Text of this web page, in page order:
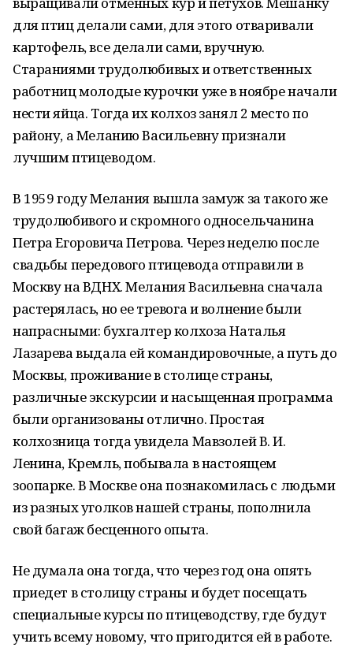
для птиц делали сами, для этого отваривали
картофель, все делали сами, вручную.
Стараниями трудолюбивых и ответственных
работниц молодые курочки уже в ноябре начали
нести яйца. Тогда их колхоз занял 2 место по
району, а Меланию Васильевну признали
лучшим птицеводом.
В 1959 году Мелания вышла замуж за такого же
трудолюбивого и скромного односельчанина
Петра Егоровича Петрова. Через неделю после
свадьбы передового птицевода отправили в
Москву на ВДНХ. Мелания Васильевна сначала
растерялась, но ее тревога и волнение были
напрасными: бухгалтер колхоза Наталья
Лазарева выдала ей командировочные, а путь до
Москвы, проживание в столице страны,
различные экскурсии и насыщенная программа
были организованы отлично. Простая
колхозница тогда увидела Мавзолей В. И.
Ленина, Кремль, побывала в настоящем
зоопарке. В Москве она познакомилась с людьми
из разных уголков нашей страны, пополнила
свой багаж бесценного опыта.
Не думала она тогда, что через год она опять
приедет в столицу страны и будет посещать
специальные курсы по птицеводству, где будут
учить всему новому, что пригодится ей в работе.